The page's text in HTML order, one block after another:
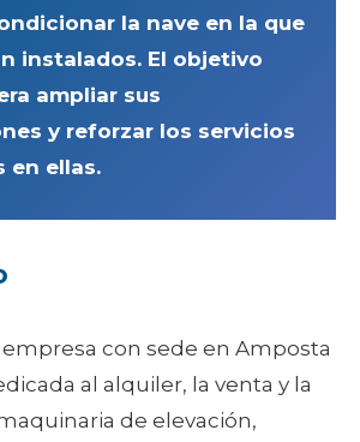
la nave en la que
instalados. El objetivo
ampliar sus
y reforzar los servicios
en ellas.
con sede en Amposta
al alquiler, la venta y la
de elevación,